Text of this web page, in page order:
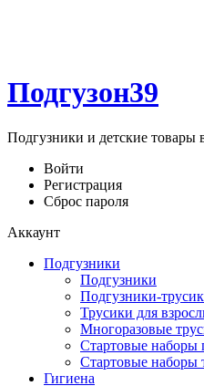
Подгузон39
Подгузники и детские товары
Войти
Регистрация
Сброс пароля
Аккаунт
Подгузники
Подгузники
Подгузники-
Трусики для
Многоразовые
Стартовые наборы
Стартовые наборы
Гигиена